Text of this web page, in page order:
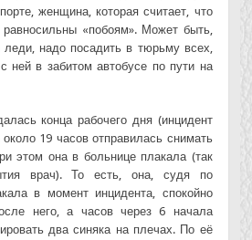
женщина, которая считает, что
равносильны «побоям». Может быть,
надо посадить в тюрьму всех,
ней в забитом автобусе по пути на
конца рабочего дня (инцидент
19 часов отправилась снимать
этом она в больнице плакала (так
врач). То есть, она, судя по
в момент инцидента, спокойно
него, а часов через 6 начала
два синяка на плечах. По её